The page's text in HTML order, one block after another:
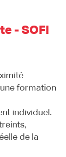
- SOFI
formation
individuel.
de la